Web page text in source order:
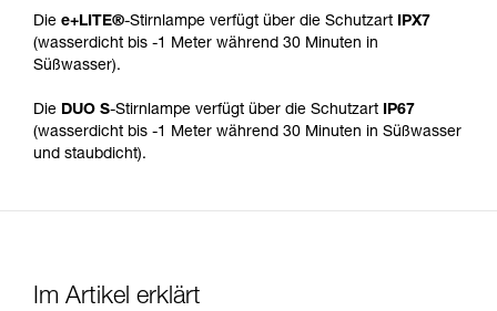
Die e+LITE®-Stirnlampe verfügt über die Schutzart IPX7
(wasserdicht bis -1 Meter während 30 Minuten in
Süßwasser).
Die DUO S-Stirnlampe verfügt über die Schutzart IP67
(wasserdicht bis -1 Meter während 30 Minuten in Süßwasser
und staubdicht).
Im Artikel erklärt